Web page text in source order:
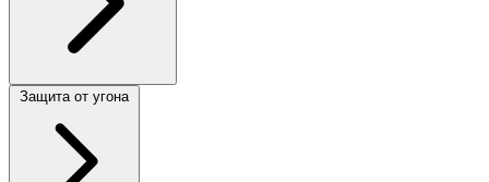
Защита от угона